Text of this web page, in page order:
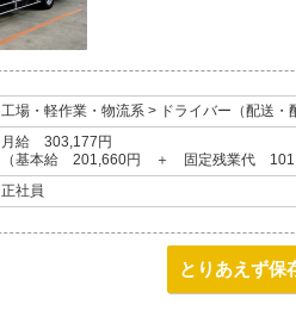
工場・軽作業・物流系 > ドライバー（配送・
月給 303,177円
（基本給 201,660円 ＋ 固定残業代
正社員
とりあえず保